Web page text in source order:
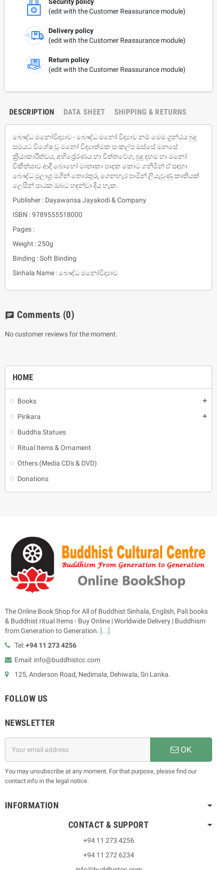
HOME
Books add
Pirikara add
Buddha Statues
Ritual Items & Ornament
Others (Media CD's & DVD)
Donations
(edit with the Customer Reassurance module)
Delivery policy
(edit with the Customer Reassurance module)
Return policy
(edit with the Customer Reassurance module)
DESCRIPTION DATA SHEET SHIPPING & RETURNS
බෞද්ධ මනෝවිද්‍යාව - බෞද්ධ මනෝ විද්‍යාව නම් මෙම ග්‍රන්ථය බුදු
සමයට විශේෂ වූ මනෝ විද්‍යාත්මක සංකල්ප ඔස්සේ මනසේ
ක්‍රියාකාරීත්වය, අභිප්‍රේරණය හා චිත්තවේග, බුදු දහම හා මනෝ
චිකිත්සාව ආදී බොහෝ මාතෘකා පාදක කොට ගනිමින් ඒ සඳහා
බෞද්ධ මූලාශ්‍ර මගින් තොරතුරු ගෙනහැර පාමින් ලියැවුණු කෘතියක්
ලෙසින් පාඨක ඔබට හඳුන්වා දිය හැක.
Publisher : Dayawansa Jayakodi & Company
ISBN : 9789555518000
Pages :
Weight : 250g
Binding : Soft Binding
Sinhala Name : බෞද්ධ මනෝවිද්‍යාව
chat Comments (0)
No customer reviews for the moment.
The Online Book Shop for All of Buddhist Sinhala, English, Pali books
& Buddhist ritual Items - Buy Online | Worldwide Delivery | Buddhism
from Generation to Generation. [...]
Tel:+94 11 273 4256
Email: info@buddhistcc.com
125, Anderson Road, Nedimala, Dehiwala, Sri Lanka.
FOLLOW US
NEWSLETTER
OK
You may unsubscribe at any moment. For that purpose, please find our
contact info in the legal notice.
INFORMATION
CONTACT & SUPPORT
+94 11 273 4256
+94 11 272 6234